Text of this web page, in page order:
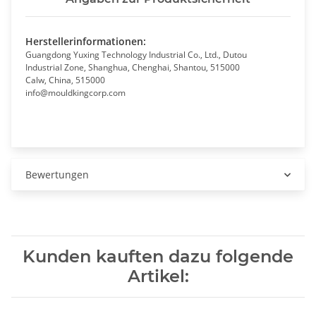
Herstellerinformationen:
Guangdong Yuxing Technology Industrial Co., Ltd., Dutou
Industrial Zone, Shanghua, Chenghai, Shantou, 515000
Calw, China, 515000
info@mouldkingcorp.com
Bewertungen
Kunden kauften dazu folgende
Artikel: